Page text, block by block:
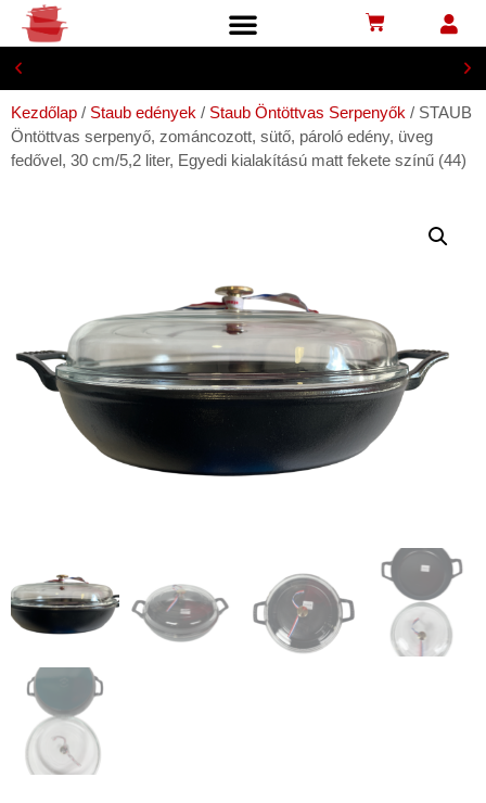
lIngyenesen postapontra, 29 900 Ft-tól
Kezdőlap / Staub edények / Staub Öntöttvas Serpenyők / STAUB
Öntöttvas serpenyő, zománcozott, sütő, pároló edény, üveg
fedővel, 30 cm/5,2 liter, Egyedi kialakítású matt fekete színű (44)